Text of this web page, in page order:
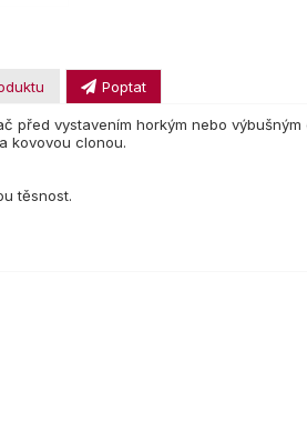
Poptat
před vystavením horkým nebo výbušným
kovovou clonou.
těsnost.